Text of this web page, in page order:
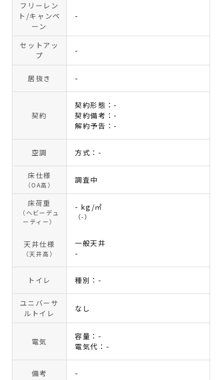
フリーレン
ト /キャンペ
ーン
-
セットアッ
プ
-
居抜き -
契約
契約形態：-
契約備考：-
解約予告：-
空調 方式：-
床仕様
（OA高）
調査中
床荷重
（ヘビーデュ
ーティー）
- kg/㎡
（-）
天井仕様
（天井高）
一般天井
-
トイレ 種別：-
ユニバーサ
ルトイレ
なし
電気
容量：-
電気代：-
備考 -